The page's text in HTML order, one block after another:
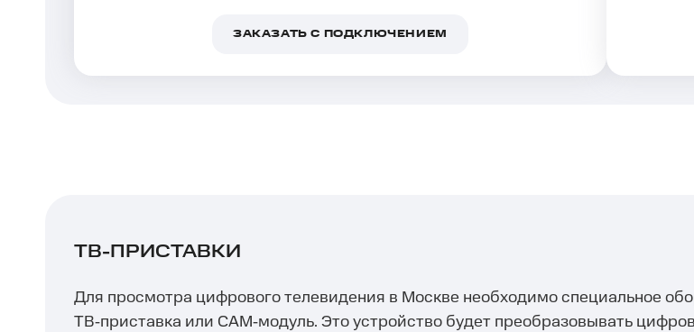
ЗАКАЗАТЬ С ПОДКЛЮЧЕНИЕМ
ТВ-ПРИСТАВКИ
Для просмотра цифрового телевидения в Москве необходимо специальное
ТВ‑приставка или САМ‑модуль. Это устройство будет преобразовывать